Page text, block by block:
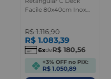
Facile 80x40cm Inox
R$ 1.116,90
R$ 1.083,39
6 deR$ 180,56
+3% OFF no PIX:
R$ 1.050,89